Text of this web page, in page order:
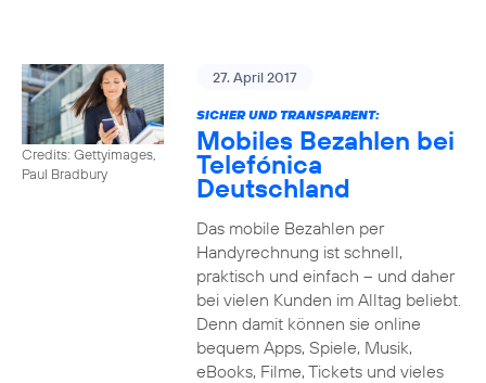
Credits: Gettyimages,
Paul Bradbury
27. April 2017
SICHER UND TRANSPARENT:
Mobiles Bezahlen bei
Telefónica
Deutschland
Das mobile Bezahlen per
Handyrechnung ist schnell,
praktisch und einfach – und daher
bei vielen Kunden im Alltag beliebt.
Denn damit können sie online
bequem Apps, Spiele, Musik,
eBooks, Filme, Tickets und vieles